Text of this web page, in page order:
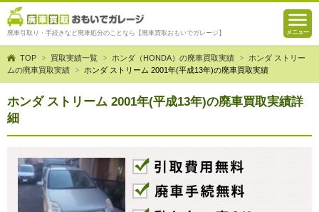
廃車引取り・手続きなど廃車処分のことなら【廃車買取おもいでガレージ】
TOP 買取実績一覧 ホンダ（HONDA）の廃車買取実績
ホンダ ストリー
ムの廃車買取実績
ホンダ ストリーム 2001年(平成13年)の廃車買取実績
ホンダ ストリーム 2001年(平成13年)の廃車買取実績詳
細